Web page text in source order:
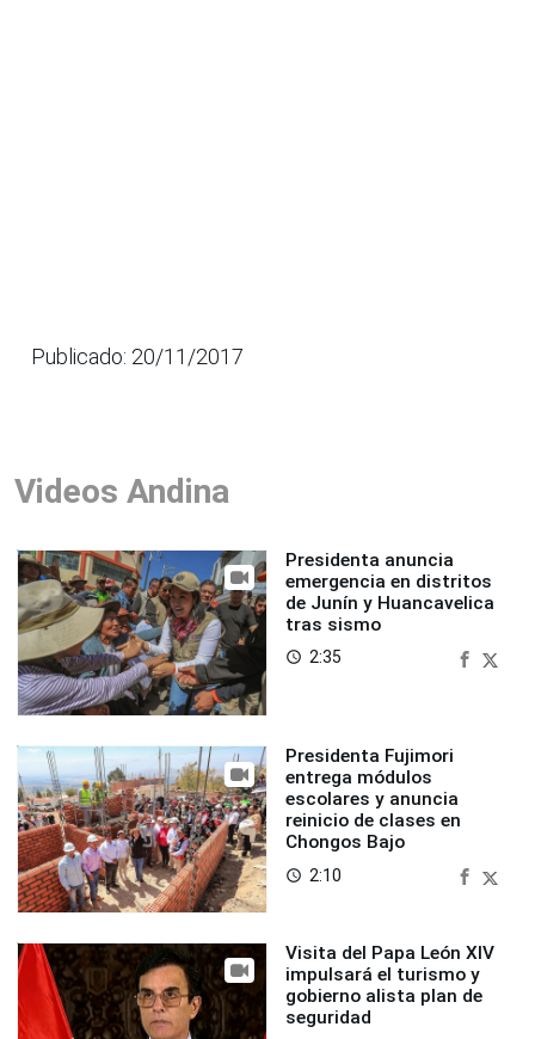
Publicado: 20/11/2017
Videos Andina
Presidenta anuncia
emergencia en distritos
de Junín y Huancavelica
tras sismo
access_time 2:35
Presidenta Fujimori
entrega módulos
escolares y anuncia
reinicio de clases en
Chongos Bajo
access_time 2:10
Visita del Papa León XIV
impulsará el turismo y
gobierno alista plan de
seguridad